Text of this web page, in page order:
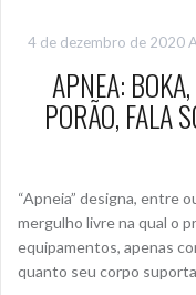
4 de dezembro de 2020
APNEA:
PORÃO, FALA
“Apneia” designa, entre
mergulho livre na qual o
equipamentos, apenas
quanto seu corpo